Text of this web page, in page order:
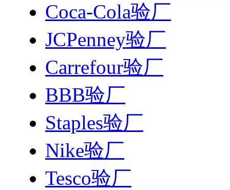
Coca-Cola验厂
JCPenney验厂
Carrefour验厂
BBB验厂
Staples验厂
Nike验厂
Tesco验厂